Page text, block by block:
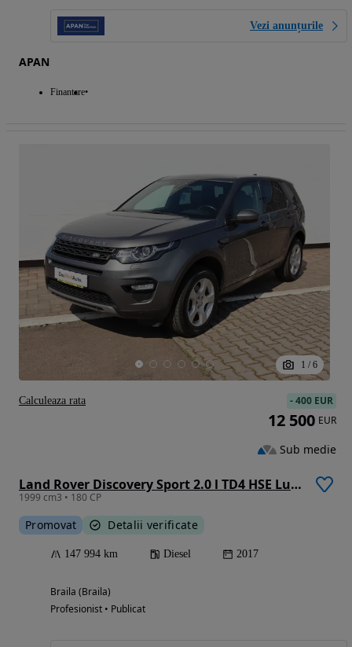
Vezi anunțurile
APAN
Finantare
1 / 6
Land Rover Discovery Sport 2.0 l TD4 HSE Luxury Aut.
1999 cm3 • 180 CP
Promovat Detalii verificate
147 994 km Diesel 2017
Braila (Braila)
Profesionist • Publicat
-400 EUR
12 500 EUR
Sub medie
Calculeaza rata